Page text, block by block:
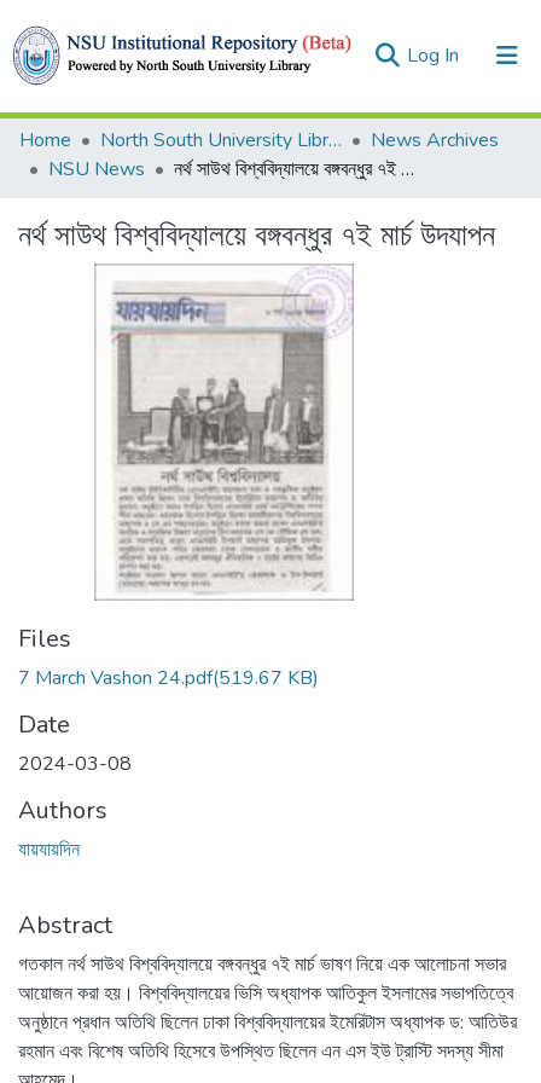
Log In (current)
Collections
Statistics
Home North South University Library
News Archives
NSU News
নর্থ সাউথ বিশ্ববিদ্যালয়ে বঙ্গবন্ধুর ৭ই মার্চ উদযাপন
নর্থ সাউথ বিশ্ববিদ্যালয়ে বঙ্গবন্ধুর ৭ই মার্চ উদযাপন
Files
7 March Vashon 24.pdf(519.67 KB)
Date
2024-03-08
Authors
যায়যায়দিন
Abstract
গতকাল নর্থ সাউথ বিশ্ববিদ্যালয়ে বঙ্গবন্ধুর ৭ই মার্চ ভাষণ নিয়ে এক আলোচনা সভার
আয়োজন করা হয়। বিশ্ববিদ্যালয়ের ভিসি অধ্যাপক আতিকুল ইসলামের সভাপতিত্বে
অনুষ্ঠানে প্রধান অতিথি ছিলেন ঢাকা বিশ্ববিদ্যালয়ের ইমেরিটাস অধ্যাপক ড: আতিউর
রহমান এবং বিশেষ অতিথি হিসেবে উপস্থিত ছিলেন এন এস ইউ ট্রাস্টি সদস্য সীমা